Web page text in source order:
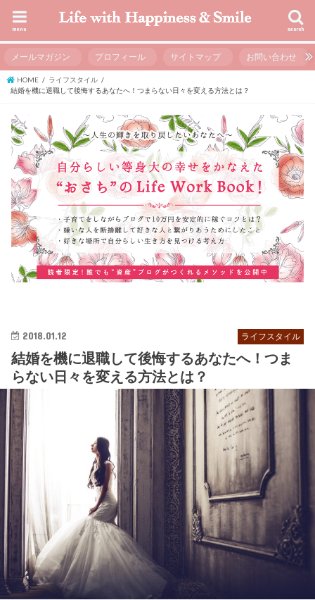
search
menu
メールマガジン プロフィール サイトマップ お問い合わせ
HOME
ライフスタイル
結婚を機に退職して後悔するあなたへ！つまらない日々を変える方法とは？
ライフスタイル
2018.01.12
結婚を機に退職して後悔するあなたへ！つま
らない日々を変える方法とは？